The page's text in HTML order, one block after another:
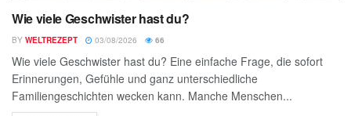
Wie viele Geschwister hast du?
BY WELTREZEPT 03/08/2026 66
Wie viele Geschwister hast du? Eine einfache Frage, die sofort
Erinnerungen, Gefühle und ganz unterschiedliche
Familiengeschichten wecken kann. Manche Menschen...